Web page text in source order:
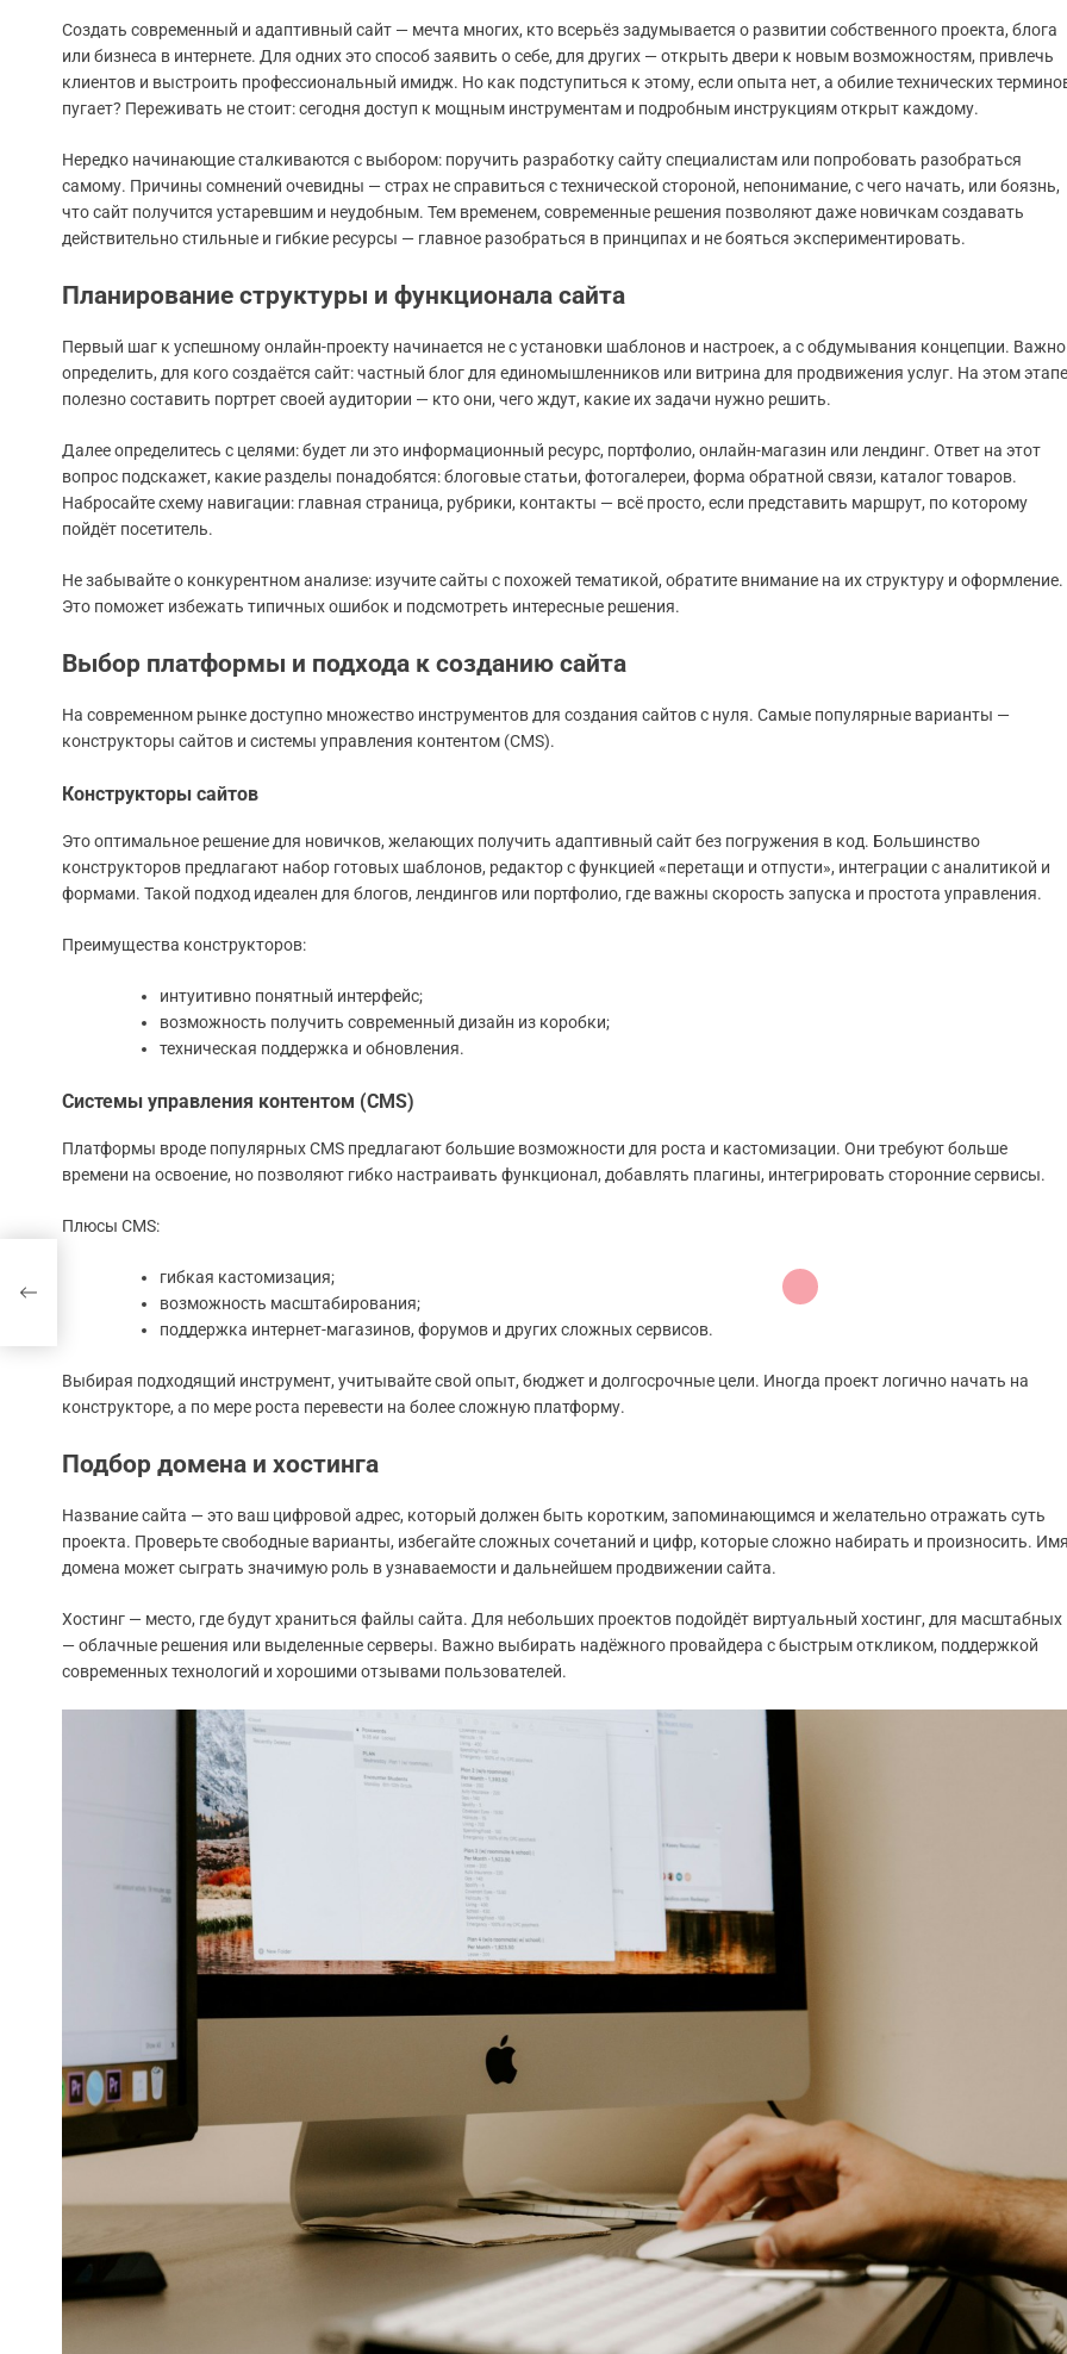
Создать современный и адаптивный сайт — мечта многих, кто всерьёз задумывается о развитии собственного проекта, блога
или бизнеса в интернете. Для одних это способ заявить о себе, для других — открыть двери к новым возможностям, привлечь
клиентов и выстроить профессиональный имидж. Но как подступиться к этому, если опыта нет, а обилие технических
пугает? Переживать не стоит: сегодня доступ к мощным инструментам и подробным инструкциям открыт каждому.
Нередко начинающие сталкиваются с выбором: поручить разработку сайту специалистам или попробовать разобраться
самому. Причины сомнений очевидны — страх не справиться с технической стороной, непонимание, с чего начать, или боязнь,
что сайт получится устаревшим и неудобным. Тем временем, современные решения позволяют даже новичкам создавать
действительно стильные и гибкие ресурсы — главное разобраться в принципах и не бояться экспериментировать.
Планирование структуры и функционала сайта
Первый шаг к успешному онлайн-проекту начинается не с установки шаблонов и настроек, а с обдумывания концепции. Важно
определить, для кого создаётся сайт: частный блог для единомышленников или витрина для продвижения услуг. На этом этапе
полезно составить портрет своей аудитории — кто они, чего ждут, какие их задачи нужно решить.
Далее определитесь с целями: будет ли это информационный ресурс, портфолио, онлайн-магазин или лендинг. Ответ на этот
вопрос подскажет, какие разделы понадобятся: блоговые статьи, фотогалереи, форма обратной связи, каталог товаров.
Набросайте схему навигации: главная страница, рубрики, контакты — всё просто, если представить маршрут, по которому
пойдёт посетитель.
Не забывайте о конкурентном анализе: изучите сайты с похожей тематикой, обратите внимание на их структуру и оформление.
Это поможет избежать типичных ошибок и подсмотреть интересные решения.
Выбор платформы и подхода к созданию сайта
На современном рынке доступно множество инструментов для создания сайтов с нуля. Самые популярные варианты —
конструкторы сайтов и системы управления контентом (CMS).
Конструкторы сайтов
Это оптимальное решение для новичков, желающих получить адаптивный сайт без погружения в код. Большинство
конструкторов предлагают набор готовых шаблонов, редактор с функцией «перетащи и отпусти», интеграции с аналитикой и
формами. Такой подход идеален для блогов, лендингов или портфолио, где важны скорость запуска и простота управления.
Преимущества конструкторов:
интуитивно понятный интерфейс;
возможность получить современный дизайн из коробки;
техническая поддержка и обновления.
Системы управления контентом (CMS)
Платформы вроде популярных CMS предлагают большие возможности для роста и кастомизации. Они требуют больше
времени на освоение, но позволяют гибко настраивать функционал, добавлять плагины, интегрировать сторонние сервисы.
Плюсы CMS:
гибкая кастомизация;
возможность масштабирования;
поддержка интернет-магазинов, форумов и других сложных сервисов.
Выбирая подходящий инструмент, учитывайте свой опыт, бюджет и долгосрочные цели. Иногда проект логично начать на
конструкторе, а по мере роста перевести на более сложную платформу.
Подбор домена и хостинга
Название сайта — это ваш цифровой адрес, который должен быть коротким, запоминающимся и желательно отражать суть
проекта. Проверьте свободные варианты, избегайте сложных сочетаний и цифр, которые сложно набирать и произносить. Имя
домена может сыграть значимую роль в узнаваемости и дальнейшем продвижении сайта.
Хостинг — место, где будут храниться файлы сайта. Для небольших проектов подойдёт виртуальный хостинг, для масштабных
— облачные решения или выделенные серверы. Важно выбирать надёжного провайдера с быстрым откликом, поддержкой
современных технологий и хорошими отзывами пользователей.